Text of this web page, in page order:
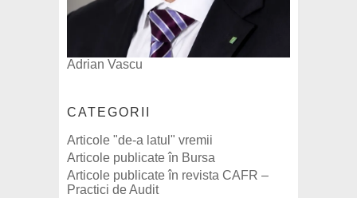
Adrian Vascu
CATEGORII
Articole "de-a latul" vremii
Articole publicate în Bursa
Articole publicate în revista CAFR –
Practici de Audit